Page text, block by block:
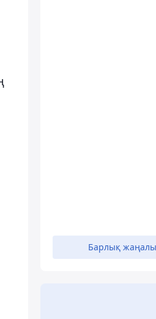
Барлық